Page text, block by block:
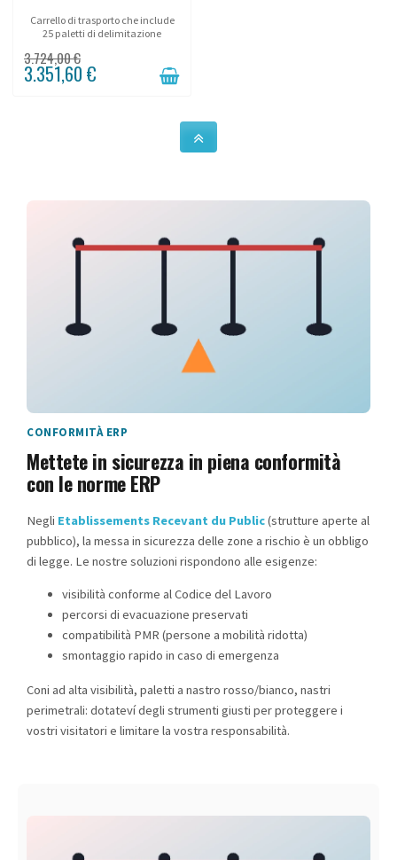
Carrello di trasporto che include
25 paletti di delimitazione
3.724,00 €
3.351,60 €
CONFORMITÀ ERP
Mettete in sicurezza in piena conformità
con le norme ERP
Negli Etablissements Recevant du Public(strutture aperte al
pubblico), la messa in sicurezza delle zone a rischio è un obbligo
di legge. Le nostre soluzioni rispondono alle esigenze:
visibilità conforme al Codice del Lavoro
percorsi di evacuazione preservati
compatibilità PMR (persone a mobilità ridotta)
smontaggio rapido in caso di emergenza
Coni ad alta visibilità, paletti a nastro rosso/bianco, nastri
perimetrali: dotateví degli strumenti giusti per proteggere i
vostri visitatori e limitare la vostra responsabilità.